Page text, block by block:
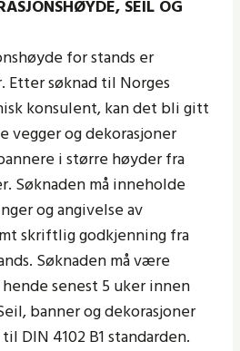
SEIL OG
for stands er
Etter søknad til Norges
konsulent, kan det bli gitt
vegger og dekorasjoner
i større høyder fra
Søknaden må inneholde
og angivelse av
skriftlig godkjenning fra
Søknaden må være
senest 5 uker innen
banner og dekorasjoner
DIN 4102 B1 standarden.